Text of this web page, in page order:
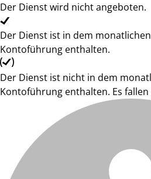
Der Dienst wird nicht angeboten.
Der Dienst ist in dem
Kontoführung enthalten.
Der Dienst ist nicht in dem
Kontoführung enthalten. Es